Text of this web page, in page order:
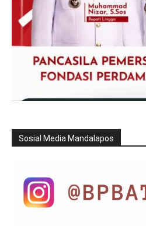
Sosial Media Mandalapos